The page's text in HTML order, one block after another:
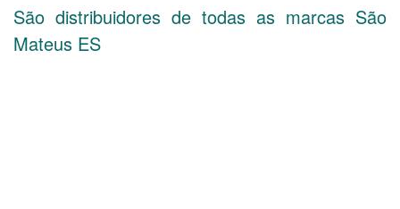
São distribuidores de todas as marcas São
Mateus ES